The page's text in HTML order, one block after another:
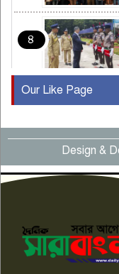
৪
৫
৬
৭
Our Like Page
Design &